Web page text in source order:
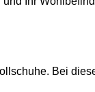
Bei